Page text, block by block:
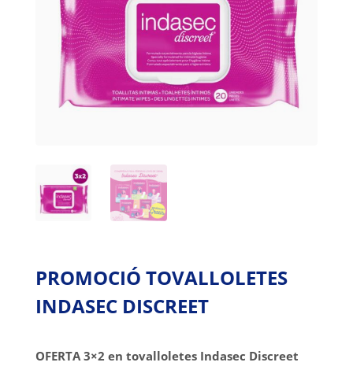
PROMOCIÓ TOVALLOLETES
INDASEC DISCREET
OFERTA 3×2 en tovalloletes Indasec Discreet